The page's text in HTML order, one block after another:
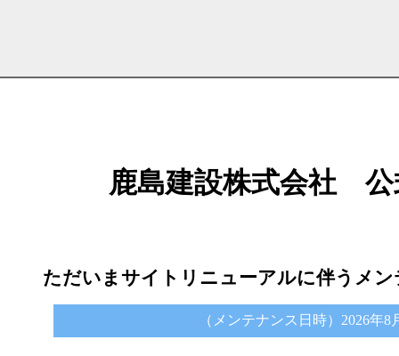
鹿島建設株式会社
ただいまサイトリニューアルに伴うメ
（メンテナンス日時）2026年8